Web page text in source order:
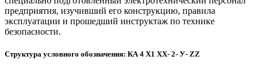
предприятия, изучивший его конструкцию, правила
эксплуатации и прошедший инструктаж по технике
безопасности.
Структура условного обозначения: КА 4 Х1 ХХ- 2- У- ZZ